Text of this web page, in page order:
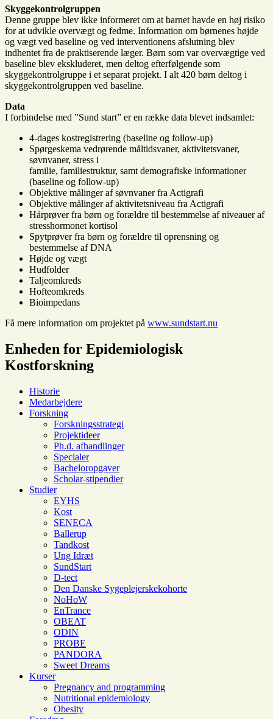
Skyggekontrolgruppen
Denne gruppe blev ikke informeret om at barnet havde en høj risiko
for at udvikle overvægt og fedme. Information om børnenes højde
og vægt ved baseline og ved interventionens afslutning blev
indhentet fra de praktiserende læger. Børn som var overvægtige ved
baseline blev ekskluderet, men deltog efterfølgende som
skyggekontrolgruppe i et separat projekt. I alt 420 børn deltog i
skyggekontrolgruppen ved baseline.
Data
I forbindelse med ”Sund start” er en række data blevet indsamlet:
4-dages kostregistrering (baseline og follow-up)
Spørgeskema vedrørende måltidsvaner, aktivitetsvaner,
søvnvaner, stress i
familie, familiestruktur, samt demografiske informationer
(baseline og follow-up)
Objektive målinger af søvnvaner fra Actigrafi
Objektive målinger af aktivitetsniveau fra Actigrafi
Hårprøver fra børn og forældre til bestemmelse af niveauer af
stresshormonet kortisol
Spytprøver fra børn og forældre til oprensning og
bestemmelse af DNA
Højde og vægt
Hudfolder
Taljeomkreds
Hofteomkreds
Bioimpedans
Få mere information om projektet på www.sundstart.nu
Enheden for Epidemiologisk
Kostforskning
Historie
Medarbejdere
Forskning
Forskningsstrategi
Projektideer
Ph.d. afhandlinger
Specialer
Bacheloropgaver
Scholar-stipendier
Studier
EYHS
Kost
SENECA
Ballerup
Tandkost
Ung Idræt
SundStart
D-tect
Den Danske Sygeplejerskekohorte
NoHoW
EnTrance
OBEAT
ODIN
PROBE
PANDORA
Sweet Dreams
Kurser
Pregnancy and programming
Nutritional epidemiology
Obesity